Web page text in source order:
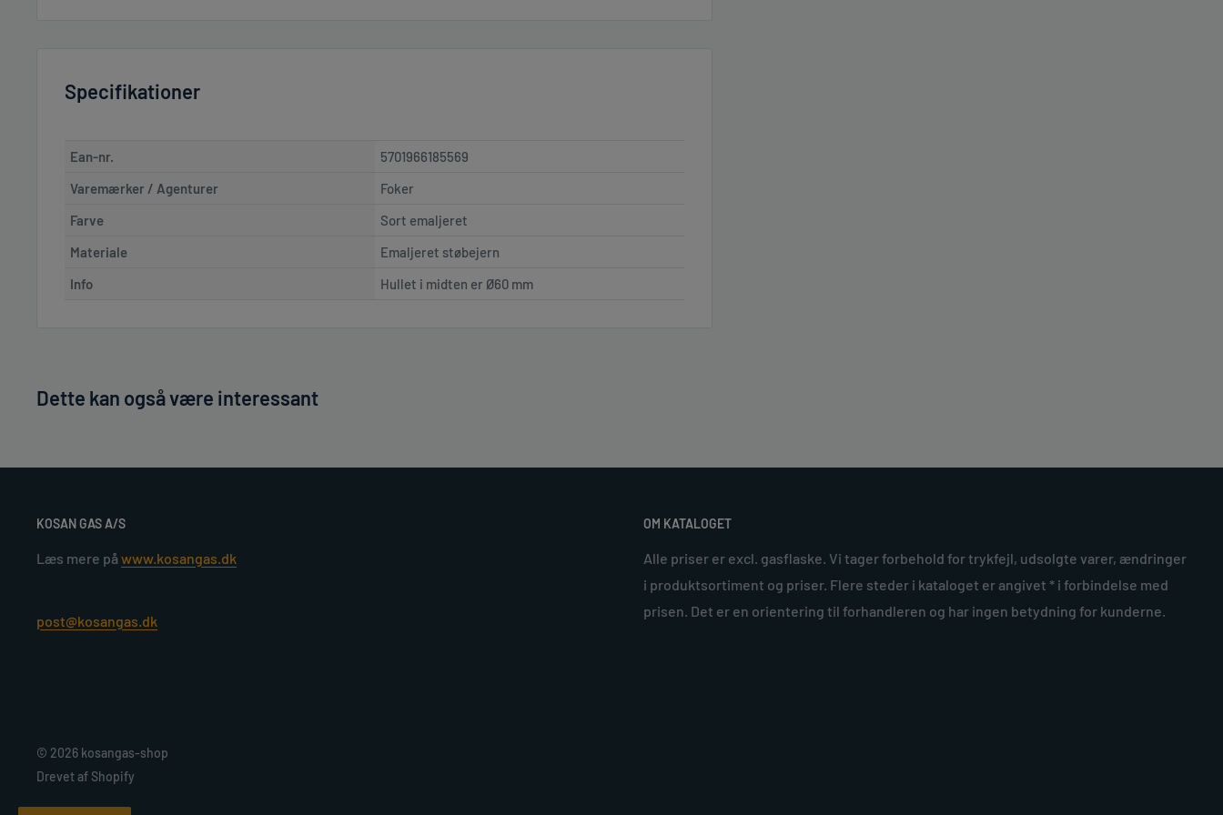
Specifikationer
Ean-nr.
5701966185569
Varemærker / Agenturer
Foker
Farve
Sort emaljeret
Materiale
Emaljeret støbejern
Info
Hullet i midten er Ø60 mm
Dette kan også være interessant
KOSAN GAS A/S
Læs mere på www.kosangas.dk
post@kosangas.dk
OM KATALOGET
Alle priser er excl. gasflaske. Vi tager forbehold for trykfejl, udsolgte varer, ændringer
i produktsortiment og priser. Flere steder i kataloget er angivet * i forbindelse med
prisen. Det er en orientering til forhandleren og har ingen betydning for kunderne.
© 2026 kosangas-shop
Drevet af Shopify